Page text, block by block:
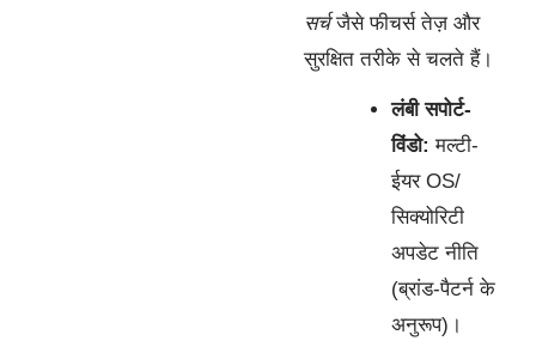
सर्चजैसे फीचर्स तेज़ और
सुरक्षित तरीके से चलते हैं।
लंबी सपोर्ट-
विंडो: मल्टी-
ईयर OS/
सिक्योरिटी
अपडेट नीति
(ब्रांड-पैटर्न के
अनुरूप)।